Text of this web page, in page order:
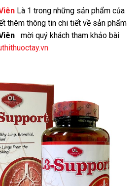
Là 1 trong những sản phẩm của
thêm thông tin chi tiết về sản phẩm
mời quý khách tham khảo bài